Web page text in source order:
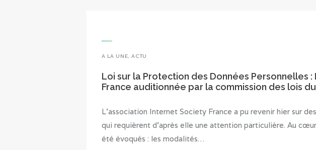
A LA UNE,ACTU
Loi sur la Protection des Données Personnelles :
France auditionnée par la commission des lois
L’association Internet Society France a pu revenir hier sur
qui requièrent d’après elle une attention particulière. Au
été évoqués : les modalités…